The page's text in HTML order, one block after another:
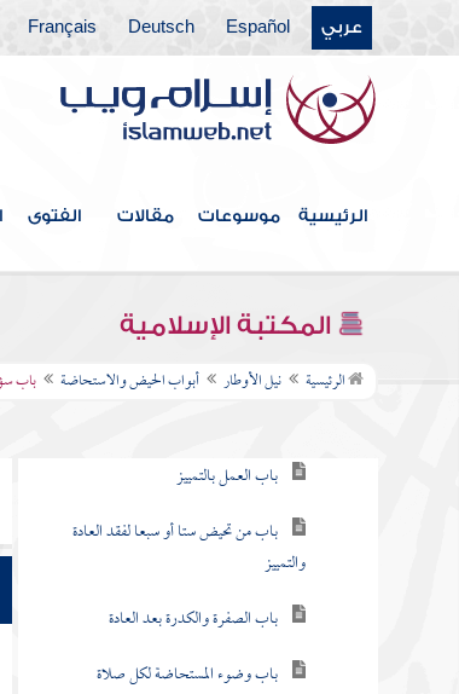
عربي Español
Deutsch
Français
الرئيسية موسوعات مقالات الفتوى
المكتبة الإسلامية
الرئيسية نيل الأوطار أبواب الحيض والاستحاضة باب
فهرس الكتاب
مقدمة الكتاب
كتاب الطهارة
كتاب التيمم
أبواب الحيض والاستحاضة
باب العمل بالتمييز
باب من تحيض ستا أو سبعا لفقد العادة
والتمييز
باب الصفرة والكدرة بعد العادة
باب وضوء المستحاضة لكل صلاة